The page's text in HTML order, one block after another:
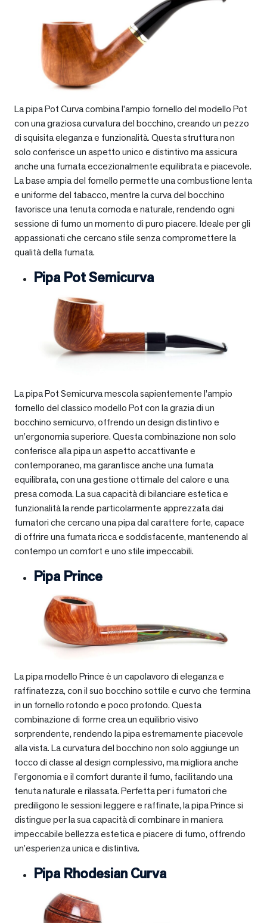
La pipa Pot Curva combina l’ampio fornello del modello Pot
con una graziosa curvatura del bocchino, creando un pezzo
di squisita eleganza e funzionalità. Questa struttura non
solo conferisce un aspetto unico e distintivo ma assicura
anche una fumata eccezionalmente equilibrata e piacevole.
La base ampia del fornello permette una combustione lenta
e uniforme del tabacco, mentre la curva del bocchino
favorisce una tenuta comoda e naturale, rendendo ogni
sessione di fumo un momento di puro piacere. Ideale per gli
appassionati che cercano stile senza compromettere la
qualità della fumata.
Pipa Pot Semicurva
La pipa Pot Semicurva mescola sapientemente l’ampio
fornello del classico modello Pot con la grazia di un
bocchino semicurvo, offrendo un design distintivo e
un’ergonomia superiore. Questa combinazione non solo
conferisce alla pipa un aspetto accattivante e
contemporaneo, ma garantisce anche una fumata
equilibrata, con una gestione ottimale del calore e una
presa comoda. La sua capacità di bilanciare estetica e
funzionalità la rende particolarmente apprezzata dai
fumatori che cercano una pipa dal carattere forte, capace
di offrire una fumata ricca e soddisfacente, mantenendo al
contempo un comfort e uno stile impeccabili.
Pipa Prince
La pipa modello Prince è un capolavoro di eleganza e
raffinatezza, con il suo bocchino sottile e curvo che termina
in un fornello rotondo e poco profondo. Questa
combinazione di forme crea un equilibrio visivo
sorprendente, rendendo la pipa estremamente piacevole
alla vista. La curvatura del bocchino non solo aggiunge un
tocco di classe al design complessivo, ma migliora anche
l’ergonomia e il comfort durante il fumo, facilitando una
tenuta naturale e rilassata. Perfetta per i fumatori che
prediligono le sessioni leggere e raffinate, la pipa Prince si
distingue per la sua capacità di combinare in maniera
impeccabile bellezza estetica e piacere di fumo, offrendo
un’esperienza unica e distintiva.
Pipa Rhodesian Curva